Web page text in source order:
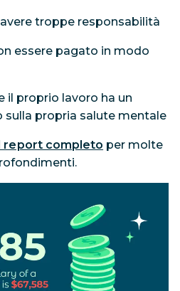
troppe responsabilità
essere pagato in modo
il proprio lavoro ha un
propria salute mentale
report completo per molte